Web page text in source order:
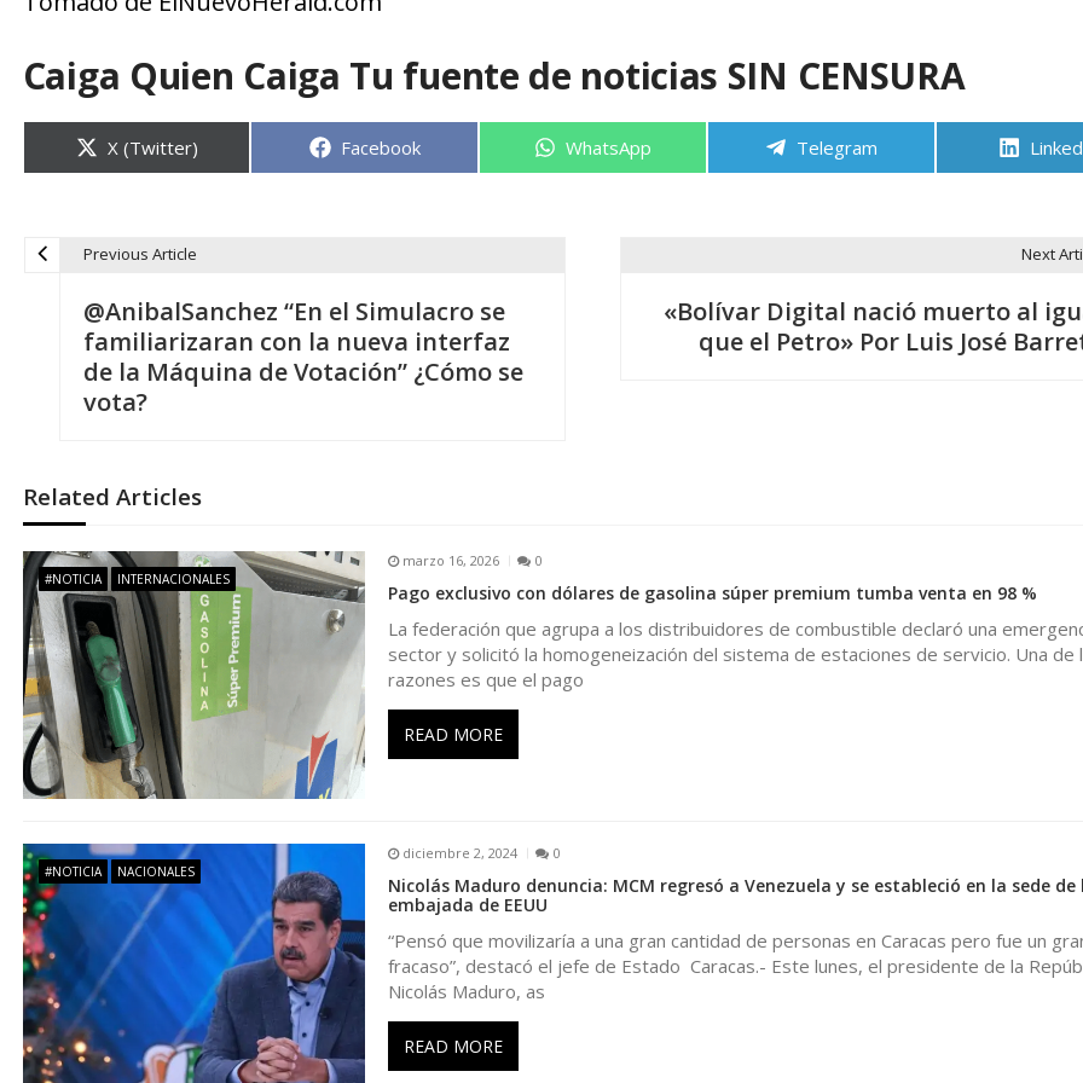
Caiga Quien Caiga Tu fuente de noticias SIN CENSURA
Compartir
en
X (Twitter) Compartir
Facebook Compartir
WhatsApp Compartir
Telegram
g
a
c
i
ó
n
d
e
e
n
Previous Article
@AnibalSanchez “En el Simulacro se
familiarizaran con la nueva interfaz
de la Máquina de Votación” ¿Cómo se
vota?
Next
«Bolívar Digital nació muerto al
que el Petro» Por Luis José
Related Articles
#NOTICIA INTERNACIONALES
marzo 16, 2026 0
Pago exclusivo con dólares de gasolina súper premium tumba venta en 98 %
La federación que agrupa a los distribuidores de combustible declaró una
sector y solicitó la homogeneización del sistema de estaciones de servicio. Una de
razones es que el pago
READ MORE
#NOTICIA NACIONALES
diciembre 2, 2024 0
Nicolás Maduro denuncia: MCM regresó a Venezuela y se estableció en la sede de
embajada de EEUU
“Pensó que movilizaría a una gran cantidad de personas en Caracas pero fue un
fracaso”, destacó el jefe de Estado Caracas.- Este lunes, el presidente de la
Nicolás Maduro, as
READ MORE